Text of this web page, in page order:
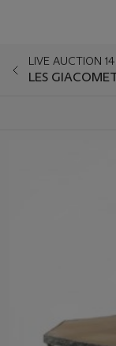
LIVE AUCTION
LES